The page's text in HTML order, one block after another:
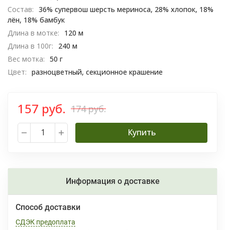
Состав: 36% супервош шерсть мериноса, 28% хлопок, 18%
лён, 18% бамбук
Длина в мотке:
120 м
Длина в 100г:
240 м
Вес мотка: 50 г
Цвет: разноцветный, секционное крашение
157 руб. 174 руб.
Купить
Информация о доставке
Способ доставки
СДЭК предоплата